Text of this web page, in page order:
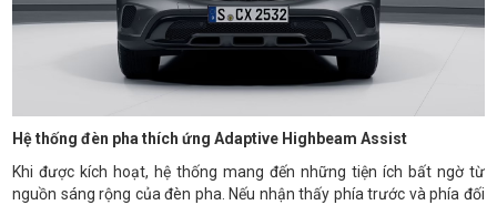
Hệ thống đèn pha thích ứng Adaptive Highbeam Assist
Khi được kích hoạt, hệ thống mang đến những tiện ích bất ngờ từ
nguồn sáng rộng của đèn pha. Nếu nhận thấy phía trước và phía đối